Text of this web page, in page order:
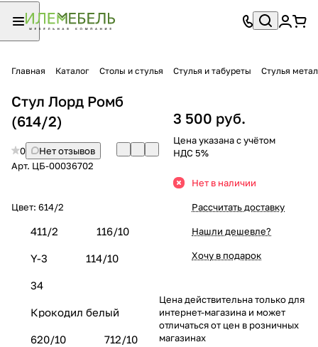
Главная Каталог Столы и стулья Стулья и табуреты Стулья
Стул Лорд Ромб
(614/2)
0
Нет отзывов
Арт. ЦБ-00036702
Цвет: 614/2
411/2 116/10
Y-3 114/10
34
Крокодил белый
620/10 712/10
3 500 руб.
Цена указана с учётом
НДС 5%
Нет в наличии
Рассчитать доставку
Нашли дешевле?
Хочу в подарок
Цена действительна только для
интернет-магазина и может
отличаться от цен в розничных
магазинах